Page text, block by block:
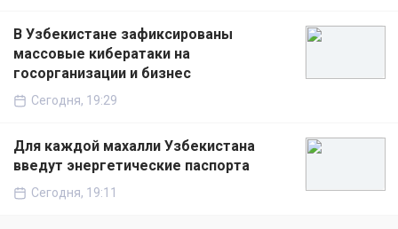
В Узбекистане зафиксированы
массовые кибератаки на
госорганизации и бизнес
Сегодня, 19:29
Для каждой махалли Узбекистана
введут энергетические паспорта
Сегодня, 19:11